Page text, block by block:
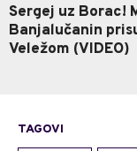
Sergej uz Borac!
Banjalučanin
Veležom (VIDEO)
TAGOVI